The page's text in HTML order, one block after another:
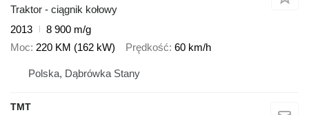
Traktor - ciągnik kołowy
2013
8 900 m/g
Moc 220 KM (162 kW) Prędkość 60 km/h
Polska, Dąbrówka Stany
TMT